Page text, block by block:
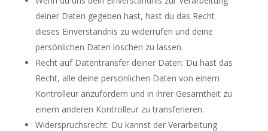
deiner Daten gegeben hast, hast du das Recht
dieses Einverständnis zu widerrufen und deine
persönlichen Daten löschen zu lassen.
Recht auf Datentransfer deiner Daten: Du hast das
Recht, alle deine persönlichen Daten von einem
Kontrolleur anzufordern und in ihrer Gesamtheit zu
einem anderen Kontrolleur zu transferieren.
Widerspruchsrecht: Du kannst der Verarbeitung